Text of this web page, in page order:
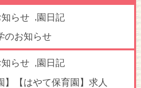
知らせ ,園日記
のお知らせ
らせ ,園日記
】【はやて保育園】求人